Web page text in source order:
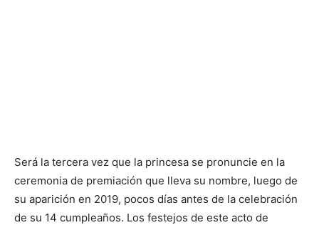
Será la tercera vez que la princesa se pronuncie en la
ceremonia de premiación que lleva su nombre, luego de
su aparición en 2019, pocos días antes de la celebración
de su 14 cumpleaños. Los festejos de este acto de